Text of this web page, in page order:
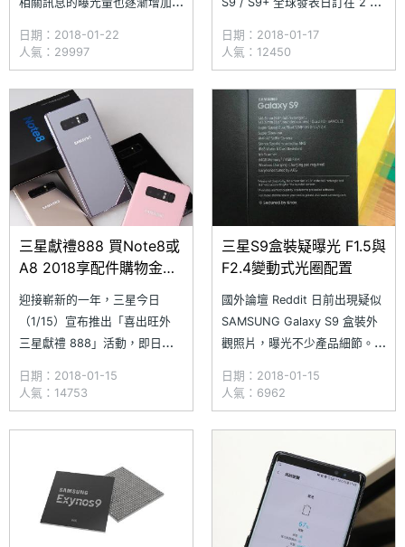
期傳聞並指出，三星下一代旗艦
手機在前後鏡頭、螢幕、電路主
板皆有新亮點，預計採用 Y-
OCTA 面板、類載板等技術，且
其指紋辨識的 IC 設計可能選擇
台灣供應商神
日期：2018-01-22
人氣：29997
預購、3 月 16 日正式開賣。
evleaks 提到的幾個時程，與
《SOGI 手機王》先前預告的
「SAMSUNG S9 與 S9+ 傳
MWC 發
日期：2018-01-17
人氣：12450
三星獻禮888 買Note8或
A8 2018享配件購物金與
好禮
迎接嶄新的一年，三星今日
（1/15）宣布推出「喜出旺外
三星獻禮 888」活動，即日起
SAMSUNG Galaxy Note 8、
Galaxy S8 / S8+ 或全新
Galaxy A 系列手機，除可獲得
星智慧館更可加碼參加「扭轉好
日期：2018-01-15
人氣：14753
三星S9盒裝疑曝光 F1.5與
F2.4變動式光圈配置
國外論壇 Reddit 日前出現疑似
SAMSUNG Galaxy S9 盒裝外
觀照片，曝光不少產品細節。這
星下一代旗艦手機大致規格配置
延續 Galaxy S8 / Note 8，其
中主鏡頭還標註擁有 F1.5 /
F2.4 光圈，傳出可能採變動式
光圈設計，配置 F1.5
日期：2018-01-15
人氣：6962